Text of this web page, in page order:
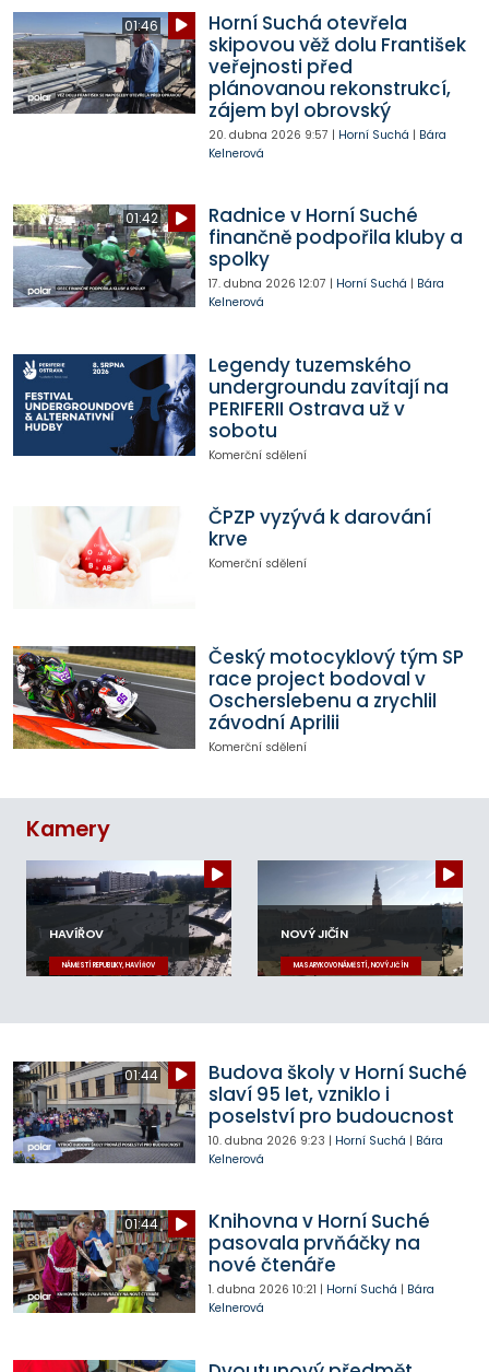
01:46
Horní Suchá otevřela
skipovou věž dolu František
veřejnosti před
plánovanou rekonstrukcí,
zájem byl obrovský
20. dubna 2026 9:57 | Horní Suchá | Bára
Kelnerová
01:42
Radnice v Horní Suché
finančně podpořila kluby a
spolky
17. dubna 2026 12:07 | Horní Suchá | Bára
Kelnerová
Legendy tuzemského
undergroundu zavítají na
PERIFERII Ostrava už v
sobotu
Komerční sdělení
ČPZP vyzývá k darování
krve
Komerční sdělení
Český motocyklový tým SP
race project bodoval v
Oscherslebenu a zrychlil
závodní Aprilii
Komerční sdělení
Kamery
HAVÍŘOV
NÁMĚSTÍ REPUBLIKY, HAVÍŘOV
NOVÝ JIČÍN
MASARYKOVO NÁMĚSTÍ, NOVÝ JIČÍN
01:44
Budova školy v Horní Suché
slaví 95 let, vzniklo i
poselství pro budoucnost
10. dubna 2026 9:23 | Horní Suchá | Bára
Kelnerová
01:44
Knihovna v Horní Suché
pasovala prvňáčky na
nové čtenáře
1. dubna 2026 10:21 | Horní Suchá | Bára
Kelnerová